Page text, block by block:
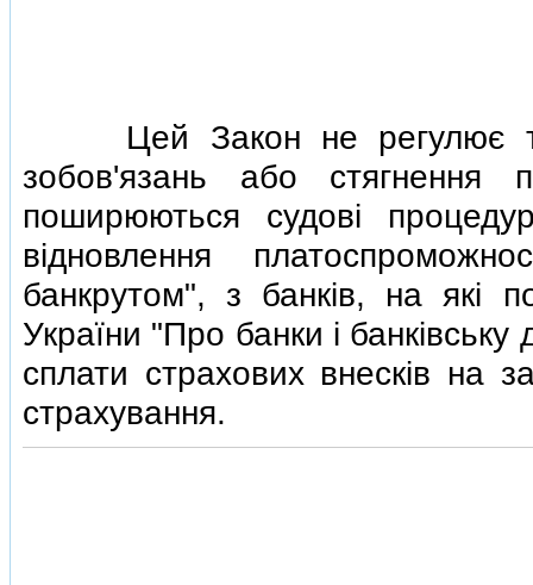
Цей Закон не регулює
зобов'язань або стягнення
поширюються судовi
вiдновлення
банкрутом", з банкiв, на якi
України "Про банки i
сплати страхових внескiв на
страхування.